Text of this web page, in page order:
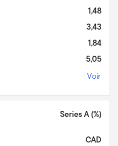
1,48
3,43
1,84
5,05
Voir
Series A (%)
CAD